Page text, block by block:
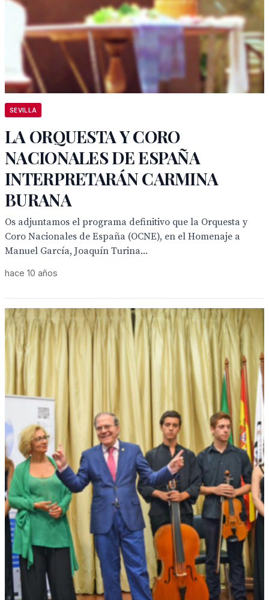
SEVILLA
LA ORQUESTA Y CORO
NACIONALES DE ESPAÑA
INTERPRETARÁN CARMINA
BURANA
Os adjuntamos el programa definitivo que la Orquesta y
Coro Nacionales de España (OCNE), en el Homenaje a
Manuel García, Joaquín Turina...
hace 10 años